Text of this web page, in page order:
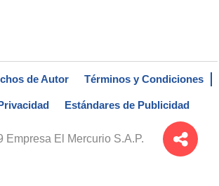
de Autor Términos y Condiciones
Estándares de Publicidad
Empresa El Mercurio S.A.P.